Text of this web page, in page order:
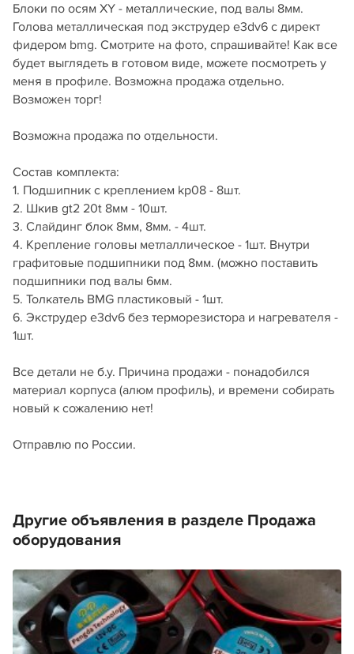
Блоки по осям ХY - металлические, под валы 8мм.
Голова металлическая под экструдер e3dv6 с директ
фидером bmg. Смотрите на фото, спрашивайте! Как все
будет выглядеть в готовом виде, можете посмотреть у
меня в профиле. Возможна продажа отдельно.
Возможен торг!
Возможна продажа по отдельности.
Состав комплекта:
1. Подшипник с креплением kp08 - 8шт.
2. Шкив gt2 20t 8мм - 10шт.
3. Слайдинг блок 8мм, 8мм. - 4шт.
4. Крепление головы метлаллическое - 1шт. Внутри
графитовые подшипники под 8мм. (можно поставить
подшипники под валы 6мм.
5. Толкатель BMG пластиковый - 1шт.
6. Экструдер e3dv6 без терморезистора и нагревателя -
1шт.
Все детали не б.у. Причина продажи - понадобился
материал корпуса (алюм профиль), и времени собирать
новый к сожалению нет!
Отправлю по России.
Другие объявления в разделе Продажа
оборудования